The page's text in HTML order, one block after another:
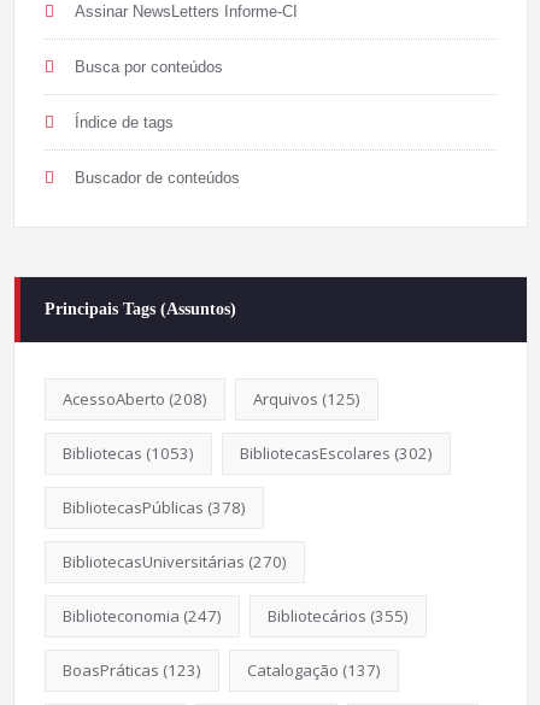
Assinar NewsLetters Informe-CI
Busca por conteúdos
Índice de tags
Buscador de conteúdos
Principais Tags (Assuntos)
AcessoAberto (208) Arquivos (125)
Bibliotecas (1053) BibliotecasEscolares (302)
BibliotecasPúblicas (378)
BibliotecasUniversitárias (270)
Biblioteconomia (247) Bibliotecários (355)
BoasPráticas (123) Catalogação (137)